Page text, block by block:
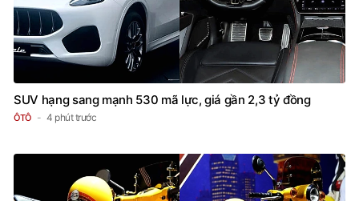
SUV hạng sang mạnh 530 mã lực, giá gần 2,3 tỷ đồng
ÔTÔ 4 phút trước